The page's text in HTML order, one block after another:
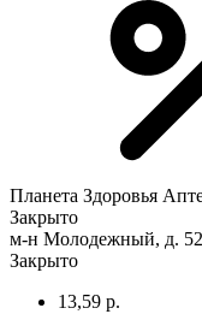
Планета Здоровья
Закрыто
м-н Молодежный, д.
Закрыто
13,59 р.